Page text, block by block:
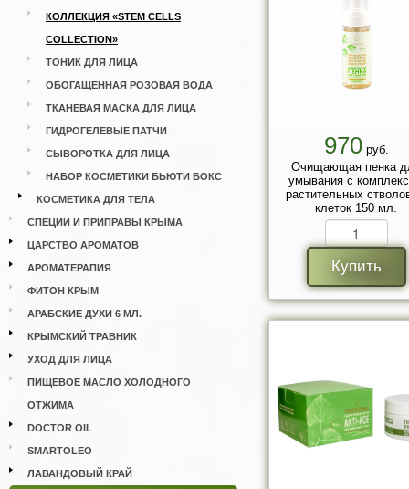
КОЛЛЕКЦИЯ «STEM CELLS
COLLECTION»
ТОНИК ДЛЯ ЛИЦА
ОБОГАЩЕННАЯ РОЗОВАЯ ВОДА
ТКАНЕВАЯ МАСКА ДЛЯ ЛИЦА
ГИДРОГЕЛЕВЫЕ ПАТЧИ
СЫВОРОТКА ДЛЯ ЛИЦА
НАБОР КОСМЕТИКИ БЬЮТИ БОКС
КОСМЕТИКА ДЛЯ ТЕЛА
СПЕЦИИ И ПРИПРАВЫ КРЫМА
ЦАРСТВО АРОМАТОВ
АРОМАТЕРАПИЯ
ФИТОН КРЫМ
АРАБСКИЕ ДУХИ 6 МЛ.
КРЫМСКИЙ ТРАВНИК
УХОД ДЛЯ ЛИЦА
ПИЩЕВОЕ МАСЛО ХОЛОДНОГО
ОТЖИМА
DOCTOR OIL
SMARTOLEO
ЛАВАНДОВЫЙ КРАЙ
970руб.
Очищающая пенка
умывания с
растительных
клеток 150 мл.
Купить